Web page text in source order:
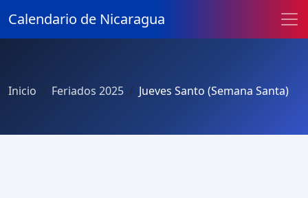
Calendario de Nicaragua
Inicio Feriados 2025 Jueves Santo (Semana Santa)